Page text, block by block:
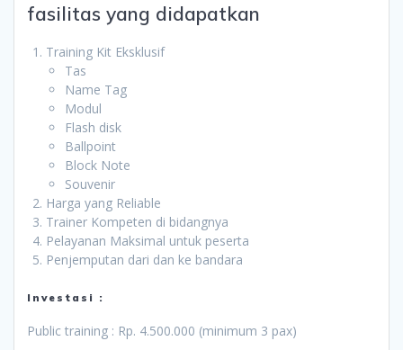
fasilitas yang didapatkan
Training Kit Eksklusif
Tas
Name Tag
Modul
Flash disk
Ballpoint
Block Note
Souvenir
Harga yang Reliable
Trainer Kompeten di bidangnya
Pelayanan Maksimal untuk peserta
Penjemputan dari dan ke bandara
Investasi :
Public training : Rp. 4.500.000 (minimum 3 pax)